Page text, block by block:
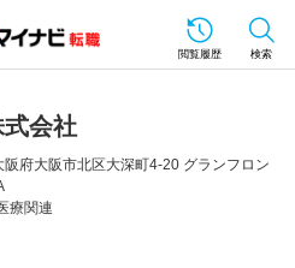
閲覧履歴 検索
会社
府大阪市北区大深町4-20 グランフロン
療関連